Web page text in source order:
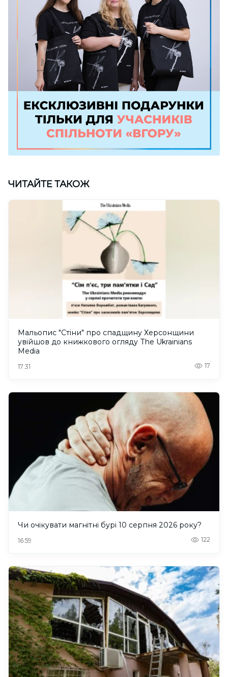
ЧИТАЙТЕ ТАКОЖ
Мальопис "Стіни" про спадщину Херсонщини
увійшов до книжкового огляду The Ukrainians
Media
17:31 17
Чи очікувати магнітні бурі 10 серпня 2026 року?
16:59 122